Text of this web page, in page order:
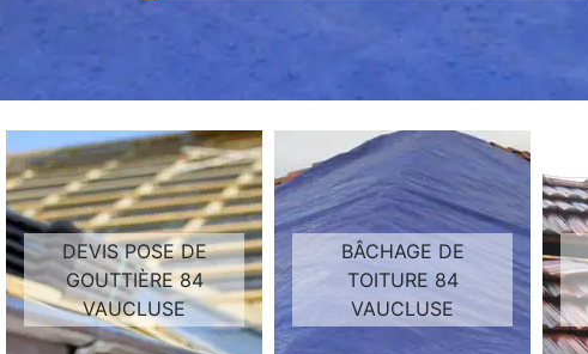
DEVIS POSE DE
GOUTTIÈRE 84
VAUCLUSE
BÂCHAGE DE
TOITURE 84
VAUCLUSE